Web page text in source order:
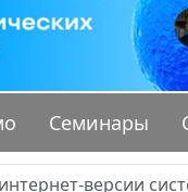
Семинары